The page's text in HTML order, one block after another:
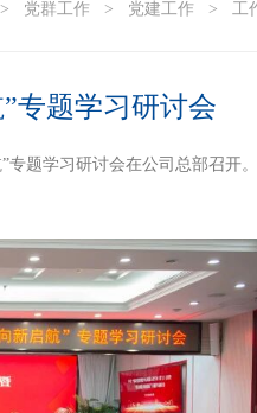
> 党群工作 > 党建工作 > 工
专题学习研讨会
题学习研讨会在公司总部召开